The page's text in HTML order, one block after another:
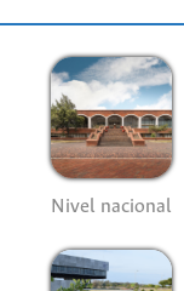
Nivel nacional